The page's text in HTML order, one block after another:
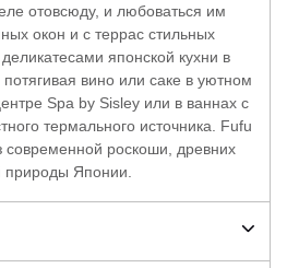
отовсюду, и любоваться им
окон и с террас стильных
японской кухни в
вино или саке в уютном
Spa by Sisley или в ваннах с
термального источника. Fufu
современной роскоши, древних
природы Японии.